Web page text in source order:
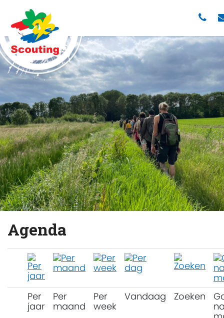
Agenda
Per
jaar
Per
maand
Per
week
Vandaag Zoeken